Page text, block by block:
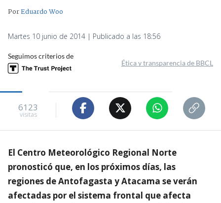
PorEduardo Woo
Martes 10 junio de 2014 | Publicado a las 18:56
Seguimos criterios de
Ética y transparencia de BBCL
6123
visitas
El Centro Meteorológico Regional Norte
pronosticó que, en los próximos días, las
regiones de Antofagasta y Atacama se verán
afectadas por el sistema frontal que afecta